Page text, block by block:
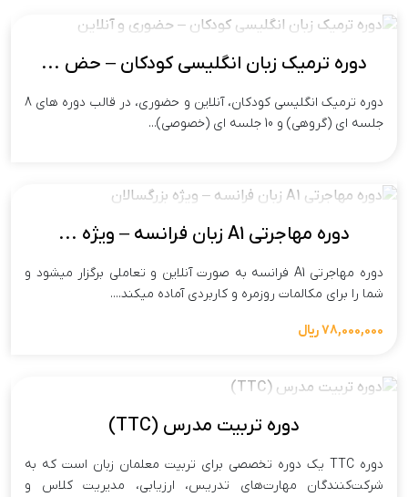
دوره ترمیک زبان انگلیسی کودکان – حض ...
دوره ترمیک انگلیسی کودکان، آنلاین و حضوری، در قالب دوره های 8
جلسه ای (گروهی) و 10 جلسه ای (خصوصی)...
دوره مهاجرتی A1 زبان فرانسه – ویژه ...
دوره مهاجرتی A1 فرانسه به صورت آنلاین و تعاملی برگزار میشود و
شما را برای مکالمات روزمره و کاربردی آماده میکند....
78,000,000 ریال
دوره تربیت مدرس (TTC)
دوره TTC یک دوره تخصصی برای تربیت معلمان زبان است که به
شرکت‌کنندگان مهارت‌های تدریس، ارزیابی، مدیریت کلاس و